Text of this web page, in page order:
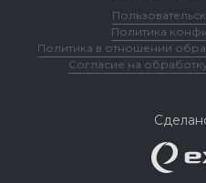
Политика
Политика в отношении
Согласие на